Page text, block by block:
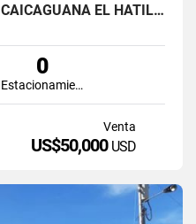
VENDO TERRENO 5000M2 CAICAGUANA EL HATILLO
0
Estacionamiento
Venta
US$50,000 USD